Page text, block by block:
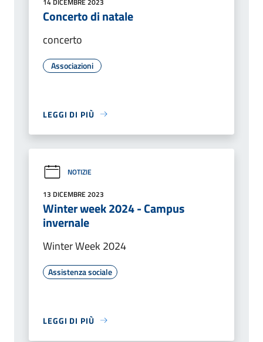
Concerto di natale
concerto
Associazioni
LEGGI DI PIÙ
NOTIZIE
13 DICEMBRE 2023
Winter week 2024 - Campus
invernale
Winter Week 2024
Assistenza sociale
LEGGI DI PIÙ